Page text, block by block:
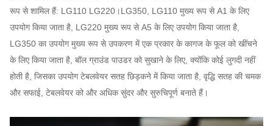
रूप से शामिल हैं: LG110 LG220।LG350, LG110 मुख्य रूप से A1 के लिए
उपयोग किया जाता है, LG220 मुख्य रूप से A5 के लिए उपयोग किया जाता है,
LG350 का उपयोग मुख्य रूप से उपकरण में एक प्रकार के कागज के फूल को खींचने
के लिए किया जाता है, बॉल ग्राउंड पाउडर को सुखाने के लिए, क्योंकि कोई लुगदी नहीं
होती है, जिसका उपयोग टेबलवेयर सतह छिड़कने में किया जाता है, वृद्धि सतह की चमक
और सफाई, टेबलवेयर को और अधिक सुंदर और सुरुचिपूर्ण बनाते हैं।